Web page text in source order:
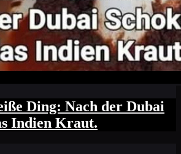
Ding: Nach der Dubai
Indien Kraut.